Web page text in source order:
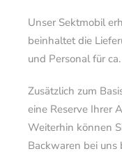
Unser Sektmobil
beinhaltet die
und Personal für
Zusätzlich zum
eine Reserve Ihrer
Weiterhin können
Backwaren bei uns